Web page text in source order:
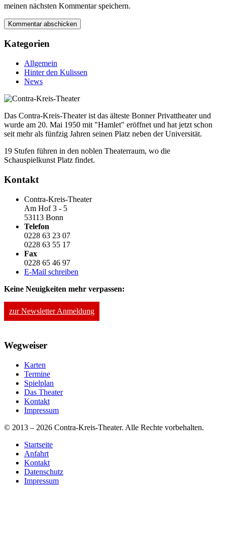
meinen nächsten Kommentar speichern.
Kategorien
Allgemein
Hinter den Kulissen
News
Das Contra-Kreis-Theater ist das älteste Bonner Privattheater und
wurde am 20. Mai 1950 mit "Hamlet" eröffnet und hat jetzt schon
seit mehr als fünfzig Jahren seinen Platz neben der Universität.
19 Stufen führen in den noblen Theaterraum, wo die
Schauspielkunst Platz findet.
Kontakt
Contra-Kreis-Theater
Am Hof 3 - 5
53113 Bonn
Telefon
0228 63 23 07
0228 63 55 17
Fax
0228 65 46 97
E-Mail schreiben
Keine Neuigkeiten mehr verpassen:
zur Newsletter Anmeldung
Wegweiser
Karten
Termine
Spielplan
Das Theater
Kontakt
Impressum
© 2013 – 2026 Contra-Kreis-Theater. Alle Rechte vorbehalten.
Startseite
Anfahrt
Kontakt
Datenschutz
Impressum